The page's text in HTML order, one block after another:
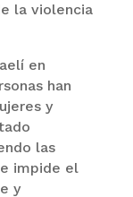
la violencia
en
han
y
las
impide el
y